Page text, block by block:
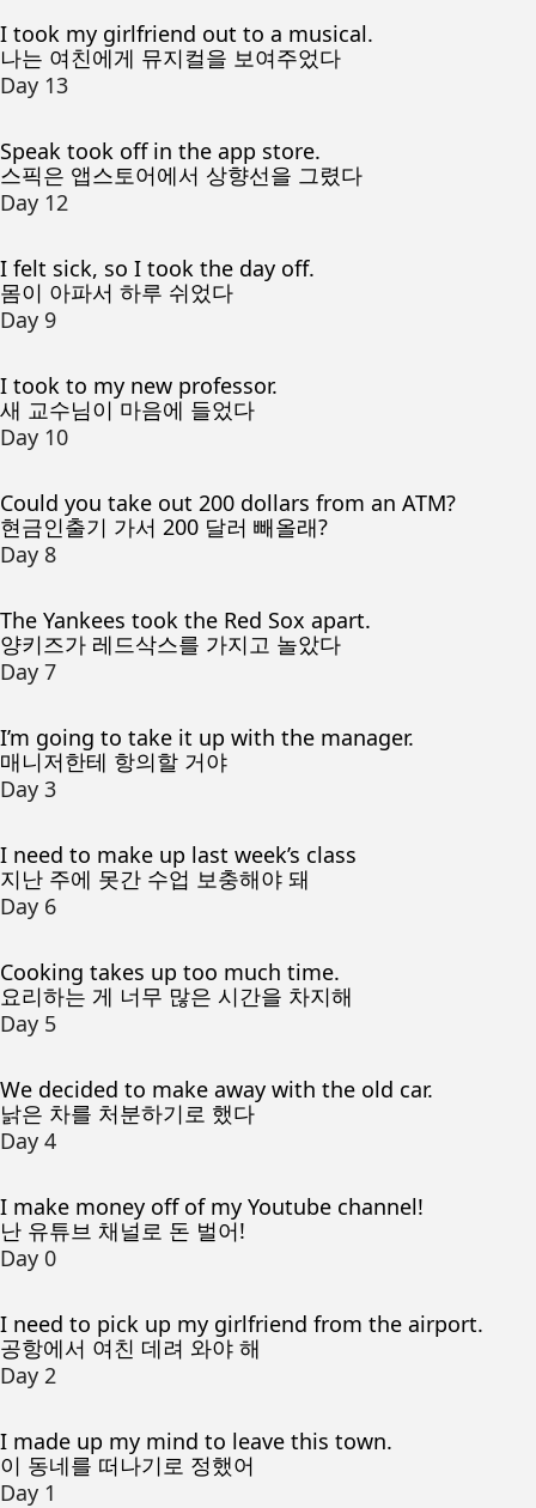
I took my girlfriend out to a musical.
나는 여친에게 뮤지컬을 보여주었다
Day 13
Speak took off in the app store.
스픽은 앱스토어에서 상향선을 그렸다
Day 12
I felt sick, so I took the day off.
몸이 아파서 하루 쉬었다
Day 9
I took to my new professor.
새 교수님이 마음에 들었다
Day 10
Could you take out 200 dollars from an ATM?
현금인출기 가서 200 달러 빼올래?
Day 8
The Yankees took the Red Sox apart.
양키즈가 레드삭스를 가지고 놀았다
Day 7
I’m going to take it up with the manager.
매니저한테 항의할 거야
Day 3
I need to make up last week’s class
지난 주에 못간 수업 보충해야 돼
Day 6
Cooking takes up too much time.
요리하는 게 너무 많은 시간을 차지해
Day 5
We decided to make away with the old car.
낡은 차를 처분하기로 했다
Day 4
I make money off of my Youtube channel!
난 유튜브 채널로 돈 벌어!
Day 0
I need to pick up my girlfriend from the airport.
공항에서 여친 데려 와야 해
Day 2
I made up my mind to leave this town.
이 동네를 떠나기로 정했어
Day 1